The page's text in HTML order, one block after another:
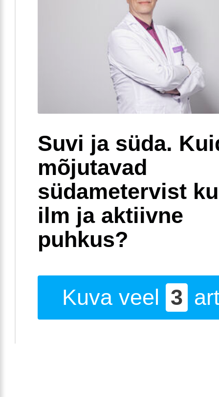
Suvi ja süda.
mõjutavad
südametervist
ilm ja aktiivne
puhkus?
Kuva veel 3